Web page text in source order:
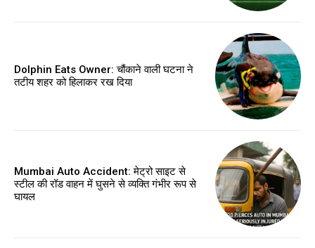
Dolphin Eats Owner: चौंकाने वाली घटना ने
तटीय शहर को हिलाकर रख दिया
Mumbai Auto Accident: मेट्रो साइट से
स्टील की रॉड वाहन में घुसने से व्यक्ति गंभीर रूप से
घायल